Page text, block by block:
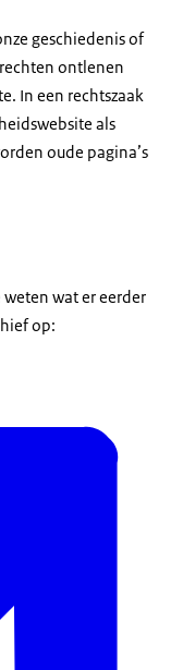
geschiedenis of
ontlenen
In een rechtszaak
als
oude pagina’s
wat er eerder
op: